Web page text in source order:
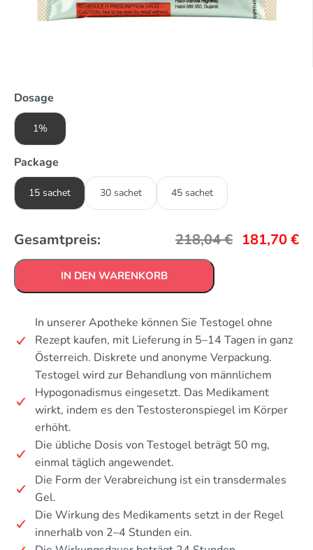
Dosage
1%
Package
15 sachet 30 sachet 45 sachet
Gesamtpreis: 218,04€ 181,70€
IN DEN WARENKORB
In unserer Apotheke können Sie Testogel ohne
Rezept kaufen, mit Lieferung in 5–14 Tagen in ganz
Österreich. Diskrete und anonyme Verpackung.
Testogel wird zur Behandlung von männlichem
Hypogonadismus eingesetzt. Das Medikament
wirkt, indem es den Testosteronspiegel im Körper
erhöht.
Die übliche Dosis von Testogel beträgt 50 mg,
einmal täglich angewendet.
Die Form der Verabreichung ist ein transdermales
Gel.
Die Wirkung des Medikaments setzt in der Regel
innerhalb von 2–4 Stunden ein.